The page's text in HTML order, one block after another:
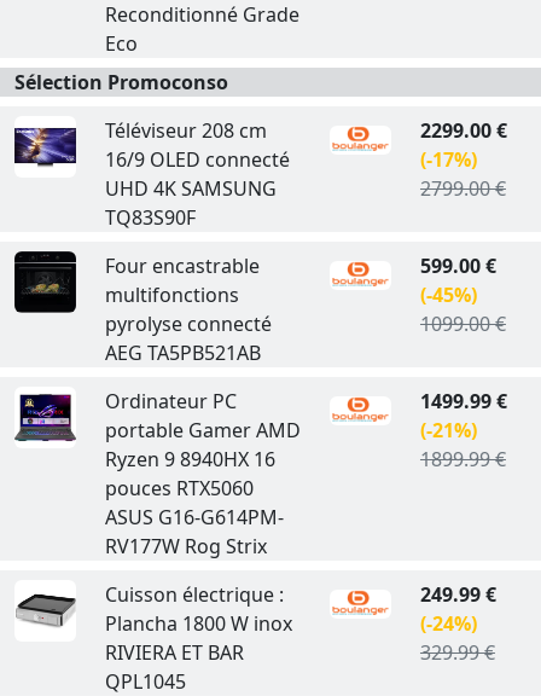
Reconditionné Grade
Eco
Sélection Promoconso
Téléviseur 208 cm
16/9 OLED connecté
UHD 4K SAMSUNG
TQ83S90F
2299.00 €
(-17%)
2799.00 €
Four encastrable
multifonctions
pyrolyse connecté
AEG TA5PB521AB
599.00 €
(-45%)
1099.00 €
Ordinateur PC
portable Gamer AMD
Ryzen 9 8940HX 16
pouces RTX5060
ASUS G16-G614PM-
RV177W Rog Strix
1499.99 €
(-21%)
1899.99 €
Cuisson électrique :
Plancha 1800 W inox
RIVIERA ET BAR
QPL1045
249.99 €
(-24%)
329.99 €